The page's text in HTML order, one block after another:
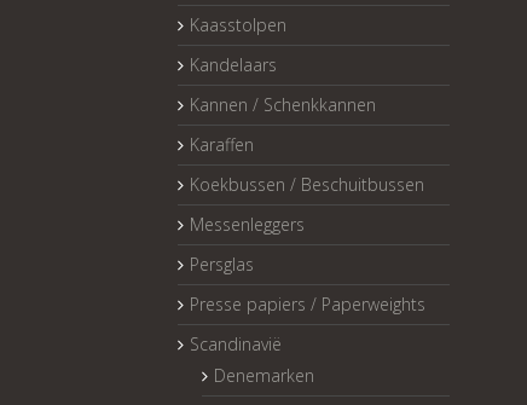
Kaasstolpen
Kandelaars
Kannen / Schenkkannen
Karaffen
Koekbussen / Beschuitbussen
Messenleggers
Persglas
Presse papiers / Paperweights
Scandinavië
Denemarken